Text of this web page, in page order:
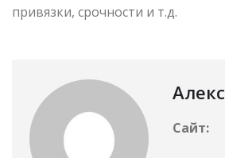
привязки, срочности и т.д.
Алекс
Сайт: